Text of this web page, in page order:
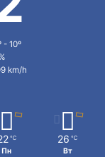
- 10º
km/h
℃
Пн
26 ℃
Вт